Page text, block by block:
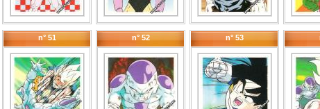
n° 51 n° 52 n° 53